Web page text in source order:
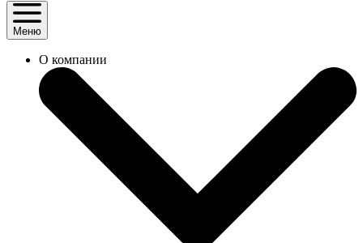
Меню
О компании